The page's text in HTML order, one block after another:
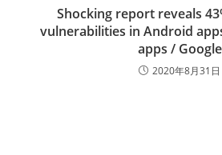
Shocking report reveals
vulnerabilities in Android
apps / Google
2020年8月31日